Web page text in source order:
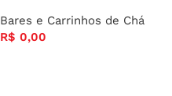
Bares e Carrinhos de Chá
R$ 0,00